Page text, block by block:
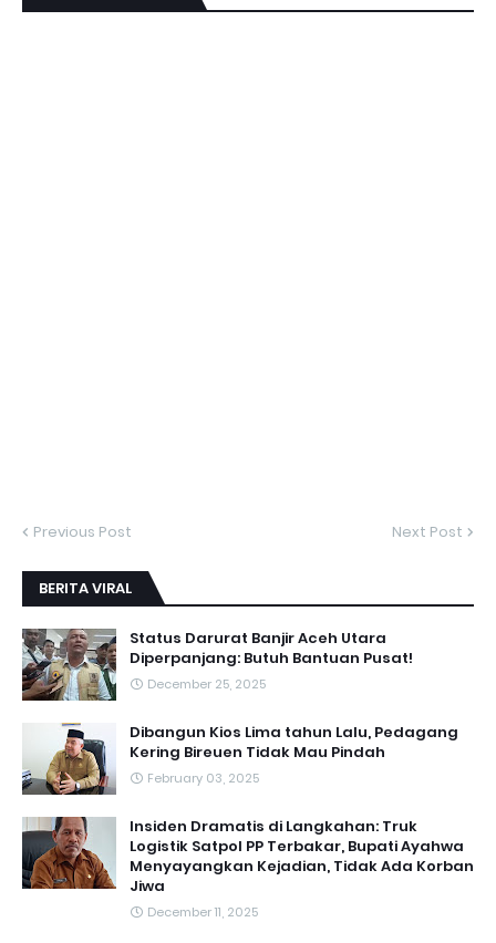
Previous Post Next Post
BERITA VIRAL
Status Darurat Banjir Aceh Utara
Diperpanjang: Butuh Bantuan Pusat!
December 25, 2025
Dibangun Kios Lima tahun Lalu, Pedagang
Kering Bireuen Tidak Mau Pindah
February 03, 2025
Insiden Dramatis di Langkahan: Truk
Logistik Satpol PP Terbakar, Bupati Ayahwa
Menyayangkan Kejadian, Tidak Ada Korban
Jiwa
December 11, 2025